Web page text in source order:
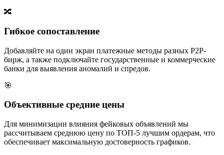
🔀
Гибкое сопоставление
Добавляйте на один экран платежные методы разных P2P-
бирж, а также подключайте государственные и коммерческие
банки для выявления аномалий и спредов.
🎯
Объективные средние цены
Для минимизации влияния фейковых объявлений мы
рассчитываем среднюю цену по ТОП-5 лучшим ордерам, что
обеспечивает максимальную достоверность графиков.